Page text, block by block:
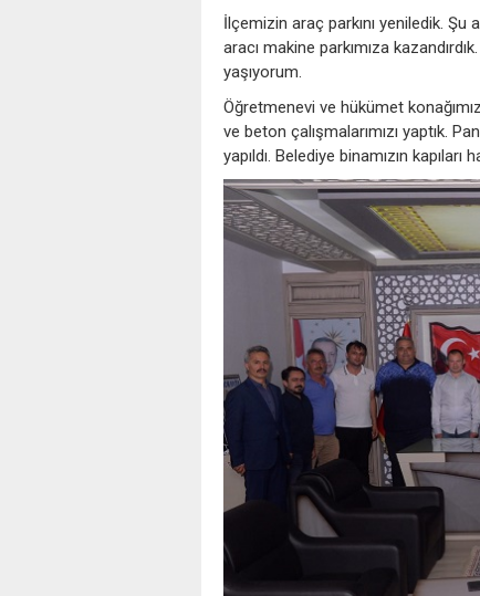
İlçemizin araç parkını yeniledik.
aracı makine parkımıza
yaşıyorum.
Öğretmenevi ve hükümet
ve beton çalışmalarımızı yaptık.
yapıldı. Belediye binamızın kapıları